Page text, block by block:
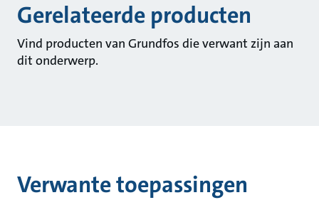
Gerelateerde producten
Vind producten van Grundfos die verwant zijn aan
dit onderwerp.
Verwante toepassingen